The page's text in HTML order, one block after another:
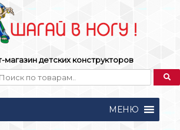
магазин детских конструкторов
МЕНЮ